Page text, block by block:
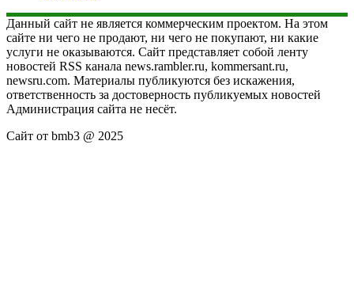
Данный сайт не является коммерческим проектом. На этом
сайте ни чего не продают, ни чего не покупают, ни какие
услуги не оказываются. Сайт представляет собой ленту
новостей RSS канала news.rambler.ru, kommersant.ru,
newsru.com. Материалы публикуются без искажения,
ответственность за достоверность публикуемых новостей
Администрация сайта не несёт.
Сайт от bmb3 @ 2025